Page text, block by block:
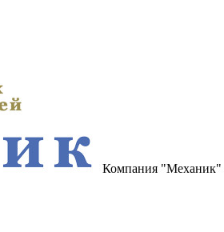
Компания "Механик"